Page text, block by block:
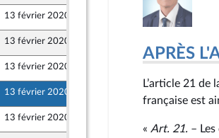
13 février 2020 10 février 2020
13 février 2020
13 février 2020 10 février 2020
13 février 2020
13 février 2020
APRÈS
L’article 21 de
française est
« Art. 21. –